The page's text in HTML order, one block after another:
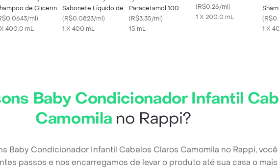
de Glicerina
ml)
400.0 mL
Sabonete Líquido de
Glicerina da Cabeça
aos Pés 400ml
(R$0.0823/ml)
1 X 400 mL
Paracetamol 100
mg/ml Gotas 15 ml
(R$3.35/ml)
15 mL
Cachos dos Sonhos
(R$0.26/ml)
1 X 200.0 mL
(
1 X
Baby Condicionador Infantil
Camomila no Rappi?
Baby Condicionador Infantil Cabelos Claros Camomila no Rappi,
passos e nos encarregamos de levar o produto até sua casa o